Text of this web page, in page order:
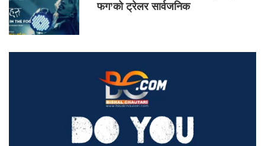
फग’को ट्रेलर सार्वजनिक